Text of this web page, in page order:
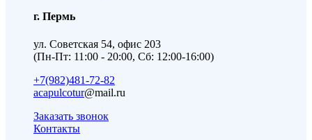
г. Пермь
ул. Советская 54, офис 203
(Пн-Пт: 11:00 - 20:00, Сб: 12:00-16:00)
+7(982)481-72-82
acapulcotur@mail.ru
Заказать звонок
Контакты